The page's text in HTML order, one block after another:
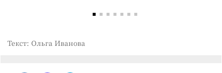
Текст: Ольга Иванова